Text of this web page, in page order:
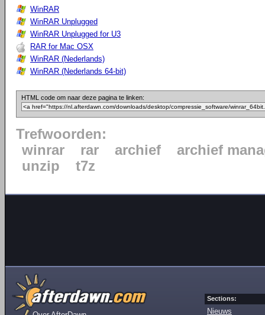
WinRAR
WinRAR Unplugged
WinRAR Unplugged for U3
RAR for Mac OSX
WinRAR (Nederlands)
WinRAR (Nederlands 64-bit)
HTML code om naar deze pagina te linken:
Trefwoorden:
winrar
rar archief
archief
unzip
t7z
Sections:
Nieuws